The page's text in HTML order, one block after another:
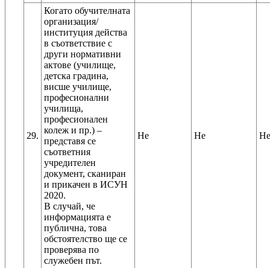
29.
Когато обучителната
организация/
институция действа
в съответствие с
други нормативни
актове (училище,
детска градина,
висше училище,
професионални
училища,
професионален
колеж и пр.) –
представя се
съответния
учредителен
документ, сканиран
и прикачен в ИСУН
2020.
В случай, че
информацията е
публична, това
обстоятелство ще се
проверява по
Не Не Не